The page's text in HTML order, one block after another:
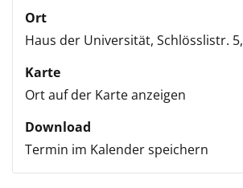
Ort
Haus der Universität, Schlösslistr. 5,
Karte
Ort auf der Karte anzeigen
Download
Termin im Kalender speichern